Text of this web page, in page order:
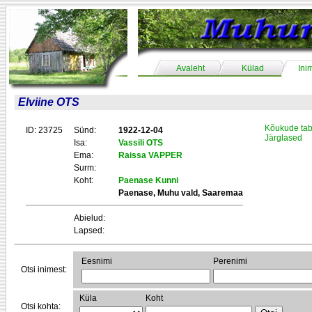
Avaleht Külad
Elviine OTS
ID: 23725 Sünd:
1922-12-04
Isa:
Vassili OTS
Ema:
Raissa VAPPER
Surm:
Koht:
Paenase Kunni
Paenase, Muhu vald, Saaremaa
Abielud:
Lapsed:
Kõukude
Järglased
Otsi inimest:
Eesnimi Perenimi
Otsi kohta:
Küla Koht